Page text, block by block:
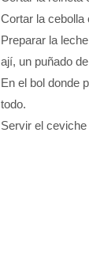
Cortar la cebolla
Preparar la
ají, un puñado
En el bol donde
todo.
Servir el